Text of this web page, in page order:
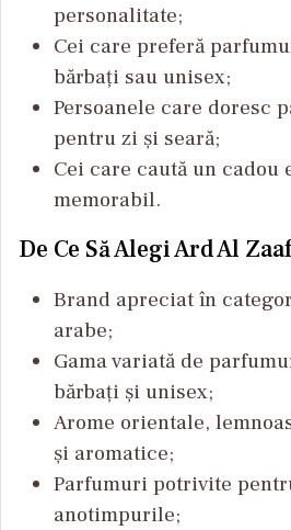
personalitate;
Cei care preferă
bărbați sau unisex;
Persoanele care doresc
pentru zi și seară;
Cei care caută un cadou
memorabil.
De Ce Să Alegi Ard Al
Brand apreciat în
arabe;
Gama variată de
bărbați și unisex;
Arome orientale,
și aromatice;
Parfumuri potrivite
anotimpurile;